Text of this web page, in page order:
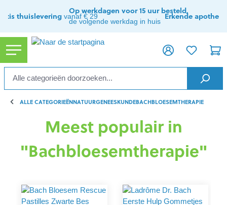
thuislevering vanaf € 29
Op werkdagen voor 15 uur besteld,
de volgende werkdag in huis
Erkende apotheek
ALLE CATEGORIEËNNATUURGENEESKUNDEBACHBLOESEMTHERAPIE
Meest populair in
"Bachbloesemtherapie"